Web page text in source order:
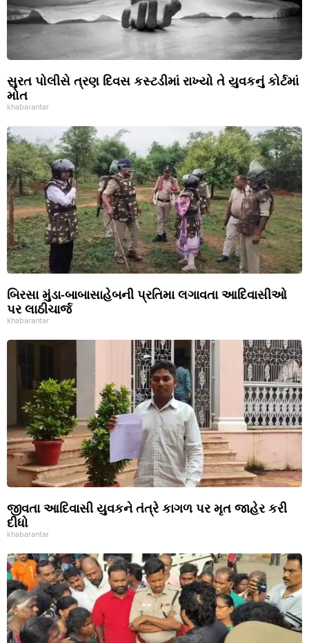
સુરત પોલીસે ત્રણ દિવસ કસ્ટડીમાં રાખ્યો તે યુવકનું કોર્ટમાં
મોત
khabarantar
બિરસા મુંડા-બાબાસાહેબની પ્રતિમા લગાવતા આદિવાસીઓ
પર લાઠીચાર્જ
khabarantar
જીવતા આદિવાસી યુવકને તંત્રે કાગળ પર મૃત જાહેર કરી
દીધો
khabarantar